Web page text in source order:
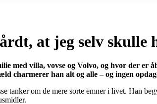
at jeg selv skulle
med villa, vovse og Volvo, og hvor der
charmerer han alt og alle – og ingen
tanker om de mere sorte emner i livet. Han